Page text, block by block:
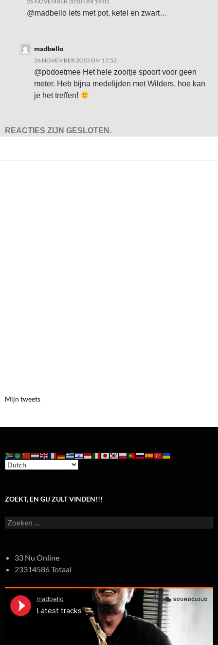
@madbello Iets met pot, ketel en zwart…
madbello
26 NOVEMBER 2010 OM 17:52
@pbdoetmee Het hele zooitje spoort voor geen
meter. Heb bijna medelijden met Wilders, hoe kan
je het treffen!
REACTIES ZIJN GESLOTEN.
Mijn tweets
ZOEKT, EN GIJ ZULT VINDEN!!!
Zoeken
naar:
33 Nu Online
23314586 Totaal